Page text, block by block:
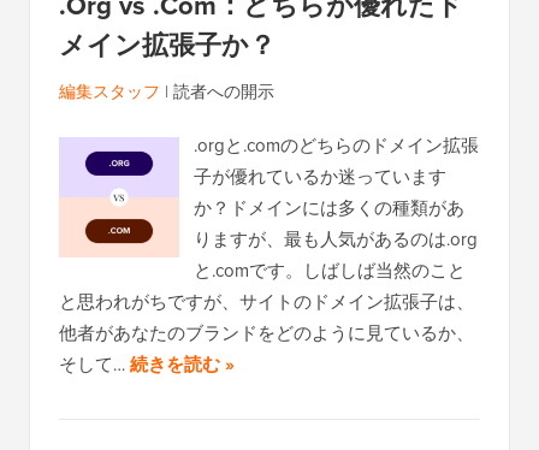
メイン拡張子か？
編集スタッフ | 読者への開示
.orgと.comのどちらのドメイン拡張
子が優れているか迷っています
か？ドメインには多くの種類があ
りますが、最も人気があるのは.org
と.comです。しばしば当然のこと
と思われがちですが、サイトのドメイン拡張子は、
他者があなたのブランドをどのように見ているか、
そして…続きを読む »